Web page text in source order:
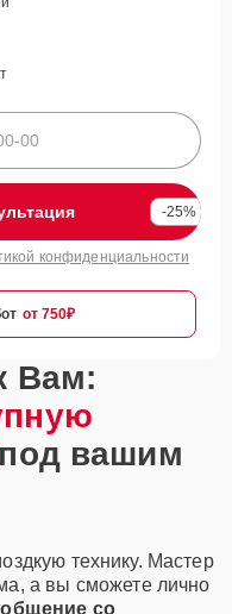
-25%
конфиденциальности
от 750₽
Вам:
под вашим
технику. Мастер
а вы сможете лично
со